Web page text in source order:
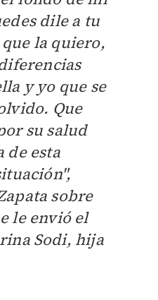
dile a tu
la quiero,
y yo que se
Que
su salud
de esta
sobre
le envió el
Sodi, hija